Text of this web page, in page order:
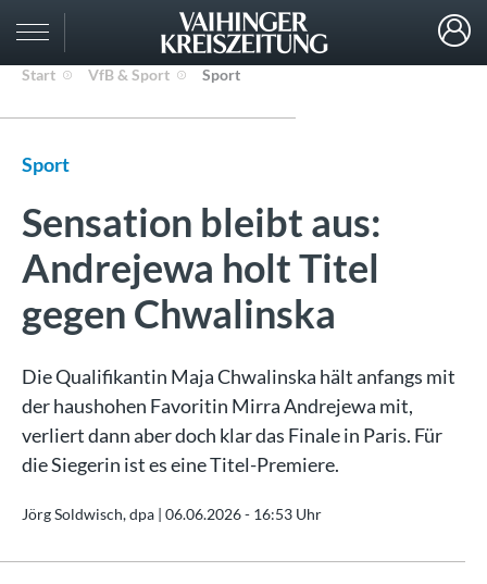
Start VfB & Sport Sport
Sport
Sensation bleibt aus:
Andrejewa holt Titel
gegen Chwalinska
Die Qualifikantin Maja Chwalinska hält anfangs mit
der haushohen Favoritin Mirra Andrejewa mit,
verliert dann aber doch klar das Finale in Paris. Für
die Siegerin ist es eine Titel-Premiere.
Jörg Soldwisch, dpa | 06.06.2026 - 16:53 Uhr